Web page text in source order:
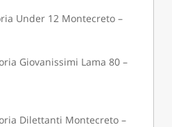
Under 12 Montecreto –
Giovanissimi Lama 80 –
Dilettanti Montecreto –